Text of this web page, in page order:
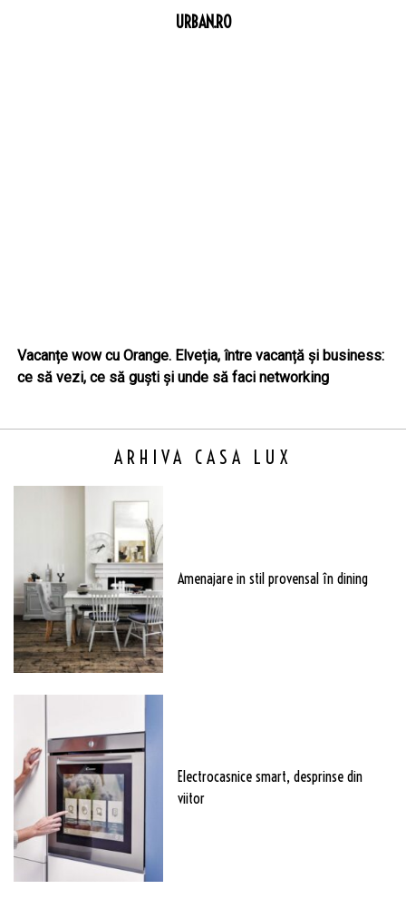
URBAN.RO
Vacanțe wow cu Orange. Elveția, între vacanță și business:
ce să vezi, ce să guști și unde să faci networking
ARHIVA CASA LUX
Amenajare in stil provensal în dining
Electrocasnice smart, desprinse din
viitor